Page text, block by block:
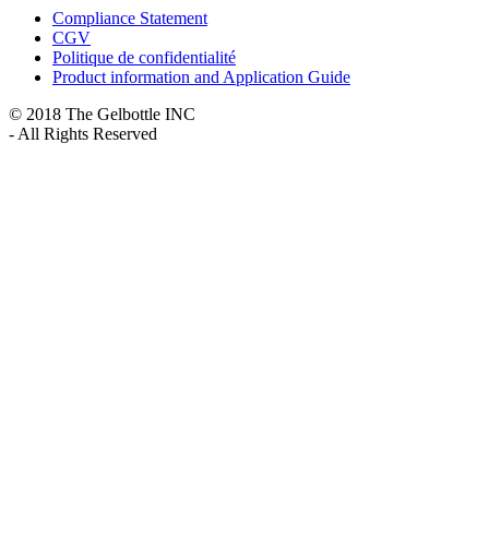
Compliance Statement
CGV
Politique de confidentialité
Product information and Application Guide
© 2018 The Gelbottle INC
- All Rights Reserved